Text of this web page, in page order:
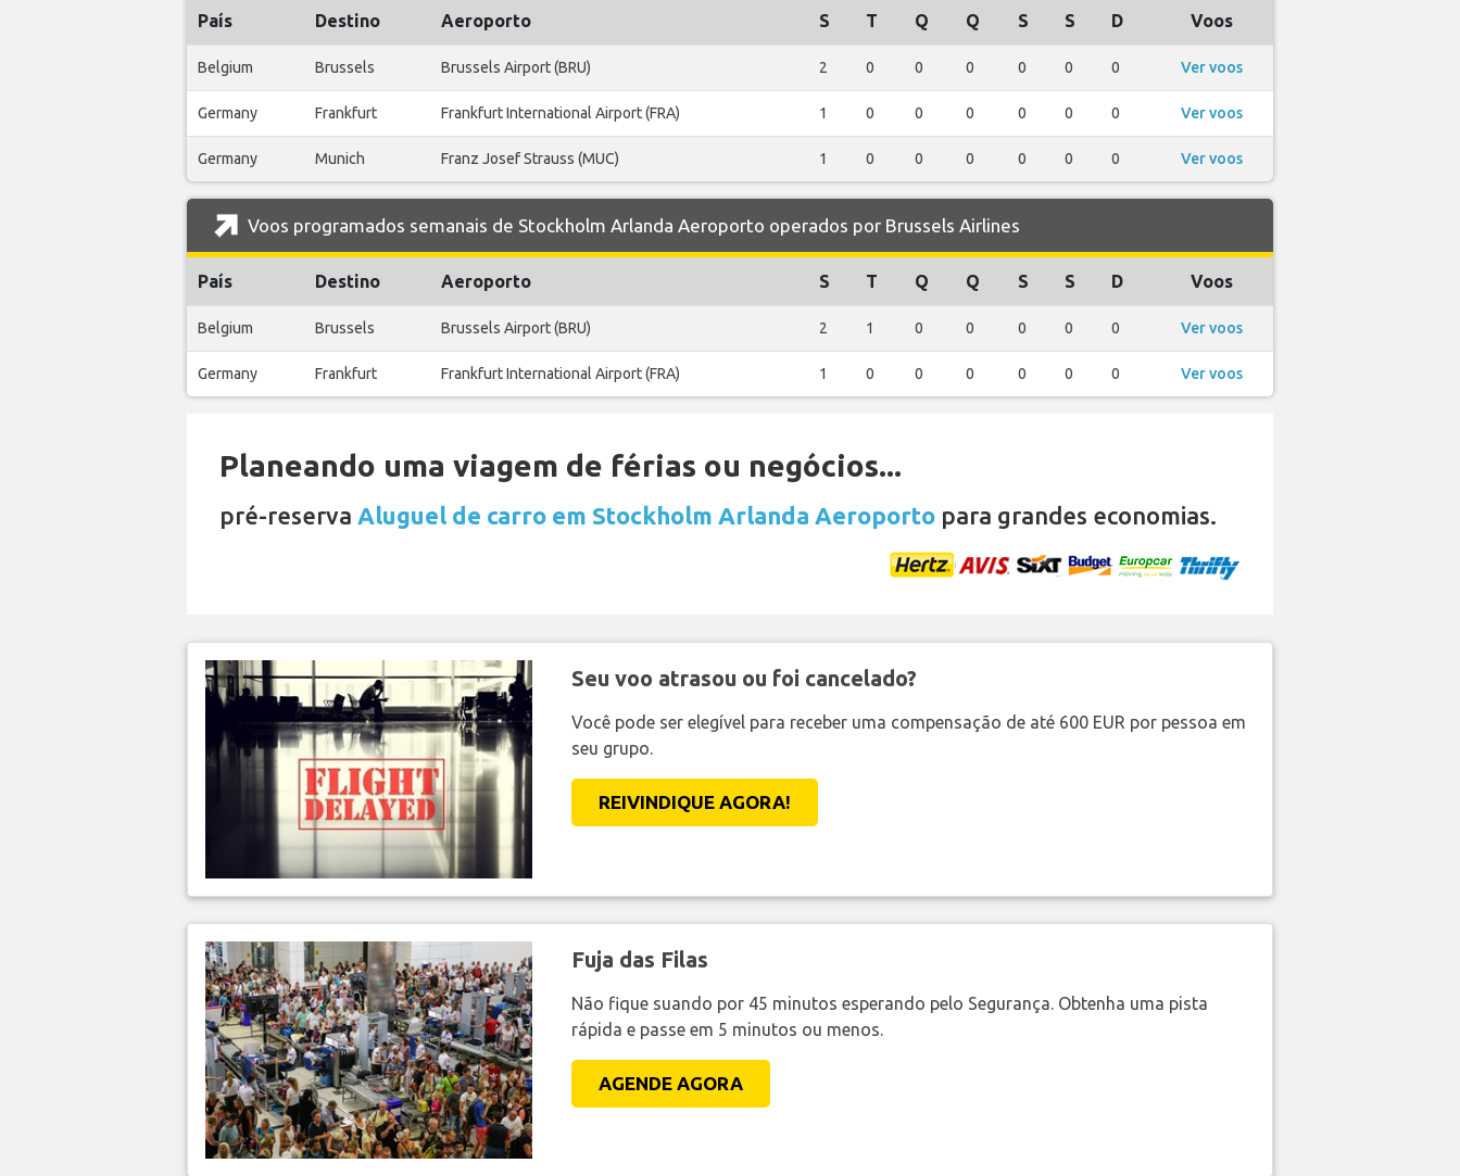
País Destino Aeroporto S T Q Q S S D Voos
Belgium Brussels Brussels Airport (BRU) 2 0 0 0 0 0 0 Ver voos
Germany Frankfurt Frankfurt International Airport (FRA) 1 0 0 0 0 0 0 Ver voos
Germany Munich Franz Josef Strauss (MUC) 1 0 0 0 0 0 0 Ver voos
Voos programados semanais de Stockholm Arlanda Aeroporto operados por Brussels Airlines
País Destino Aeroporto S T Q Q S S D Voos
Belgium Brussels Brussels Airport (BRU) 2 1 0 0 0 0 0 Ver voos
Germany Frankfurt Frankfurt International Airport (FRA) 1 0 0 0 0 0 0 Ver voos
Planeando uma viagem de férias ou negócios...
pré-reserva Aluguel de carro em Stockholm Arlanda Aeroporto para grandes economias.
Seu voo atrasou ou foi cancelado?
Você pode ser elegível para receber uma compensação de até 600 EUR por pessoa em
seu grupo.
REIVINDIQUE AGORA!
Fuja das Filas
Não fique suando por 45 minutos esperando pelo Segurança. Obtenha uma pista
rápida e passe em 5 minutos ou menos.
AGENDE AGORA